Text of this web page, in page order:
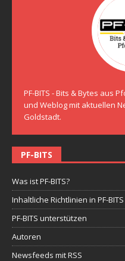
PF-BITS - Bits & Bytes aus
und Weblog mit aktuellen
Goldstadt.
PF-BITS
Was ist PF-BITS?
Inhaltliche Richtlinien in PF-BITS
PF-BITS unterstützen
Autoren
Newsfeeds mit RSS